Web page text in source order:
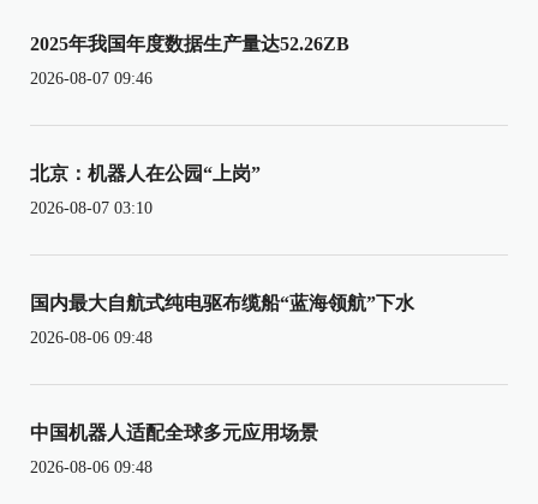
2025年我国年度数据生产量达52.26ZB
2026-08-07 09:46
北京：机器人在公园“上岗”
2026-08-07 03:10
国内最大自航式纯电驱布缆船“蓝海领航”下水
2026-08-06 09:48
中国机器人适配全球多元应用场景
2026-08-06 09:48